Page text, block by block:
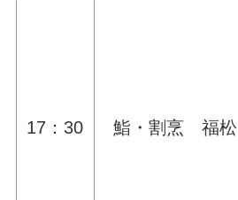
17：30 鮨・割烹 福松